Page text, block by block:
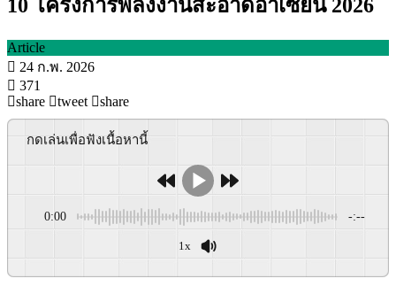
10 โครงการพลังงานสะอาดอาเซียน 2026
Article
24 ก.พ. 2026
371
share
tweet share
กดเล่นเพื่อฟังเนื้อหานี้
0:00 -:--
1x
Powered By